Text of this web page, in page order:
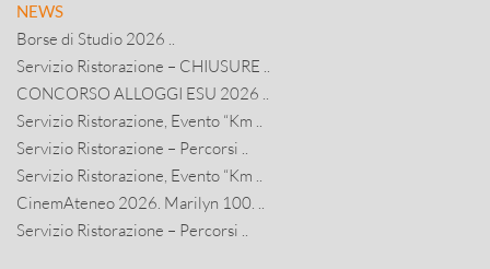
NEWS
Borse di Studio 2026 ..
Servizio Ristorazione – CHIUSURE ..
CONCORSO ALLOGGI ESU 2026 ..
Servizio Ristorazione, Evento “Km ..
Servizio Ristorazione – Percorsi ..
Servizio Ristorazione, Evento “Km ..
CinemAteneo 2026. Marilyn 100. ..
Servizio Ristorazione – Percorsi ..